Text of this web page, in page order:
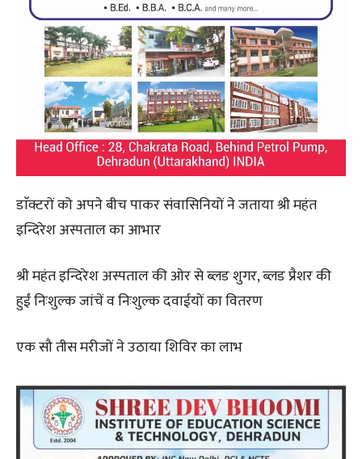
डाॅक्टरों को अपने बीच पाकर संवासिनियों ने जताया श्री महंत
इन्दिरेश अस्पताल का आभार
श्री महंत इन्दिरेश अस्पताल की ओर से ब्लड शुगर, ब्लड प्रैशर की
हुईं निःशुल्क जांचें व निःशुल्क दवाईयों का वितरण
एक सौ तीस मरीजों ने उठाया शिविर का लाभ